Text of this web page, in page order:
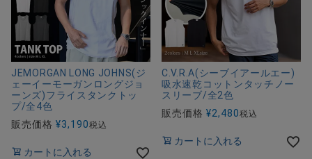
JEMORGAN LONG JOHNS(ジ
ェーイーモーガンロングジョ
ーンズ)フライスタンクトッ
プ/全4色
販売価格 ¥3,190税込
カートに入れる
C.V.R.A(シーブイアールエー)
吸水速乾コットンタッチノー
スリーブ/全2色
販売価格 ¥2,480税込
カートに入れる